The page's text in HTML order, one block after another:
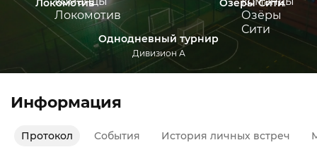
Локомотив Озеры Сити
Однодневный турнир
Дивизион А
Информация
Протокол События История личных встреч